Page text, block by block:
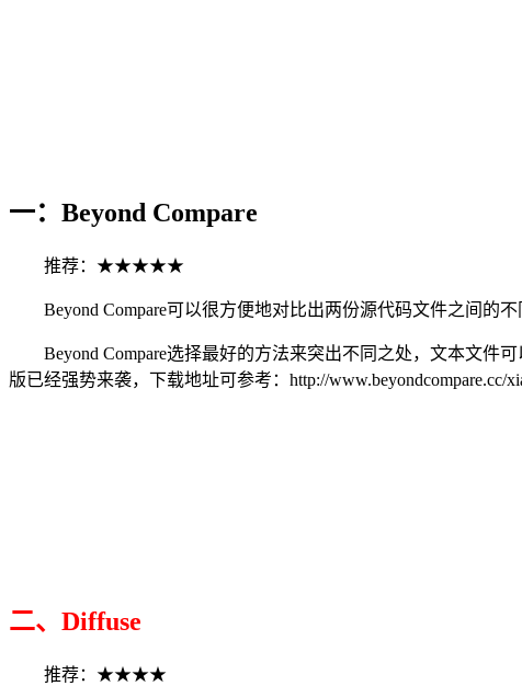
一：Beyond Compare
推荐：★★★★★
Beyond Compare可以很方便地对比出两份源代码文件之间的不
Beyond Compare选择最好的方法来突出不同之处，文本文件可
版已经强势来袭，下载地址可参考：http://www.beyondcompare.cc/
二、Diffuse
推荐：★★★★